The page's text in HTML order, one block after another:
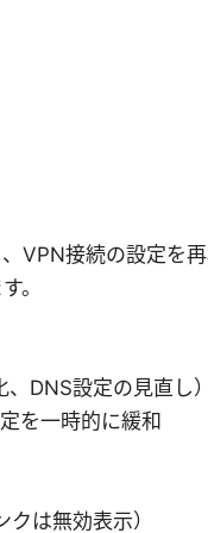
VPN接続の設定を再
。
DNS設定の見直し）
を一時的に緩和
は無効表示）